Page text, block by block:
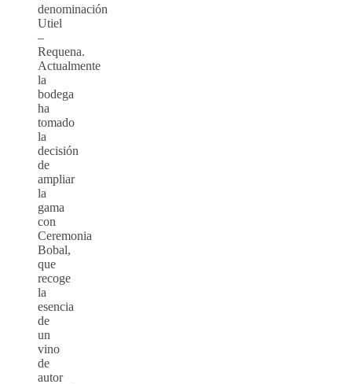
denominación
Utiel
–
Requena.
Actualmente
la
bodega
ha
tomado
la
decisión
de
ampliar
la
gama
con
Ceremonia
Bobal,
que
recoge
la
esencia
de
un
vino
de
autor